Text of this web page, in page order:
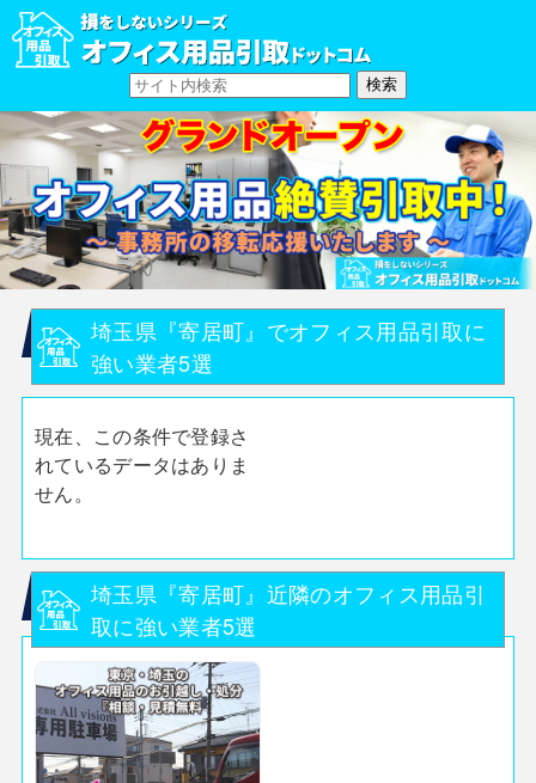
埼玉県『寄居町』でオフィス用品引取に
強い業者5選
現在、この条件で登録さ
れているデータはありま
せん。
埼玉県『寄居町』近隣のオフィス用品引
取に強い業者5選